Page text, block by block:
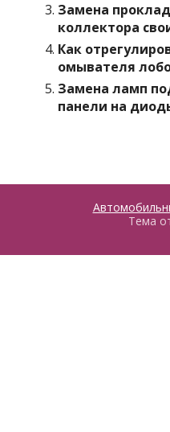
Замена
коллектора
Как
омывателя
Замена ламп
панели на
Тема